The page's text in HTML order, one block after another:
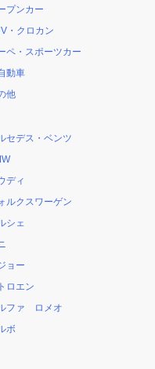
プンカー
・クロカン
ペ・スポーツカー
動車
他
セデス・ベンツ
ディ
ルクスワーゲン
シェ
ョー
ロエン
ファ ロメオ
ボ